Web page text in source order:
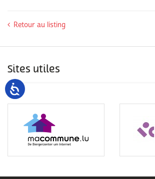
Retour au listing
Sites utiles